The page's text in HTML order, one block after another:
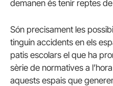
demanen és tenir reptes
Són precisament les
tinguin accidents en els
patis escolars el que ha
sèrie de normatives a
aquests espais que